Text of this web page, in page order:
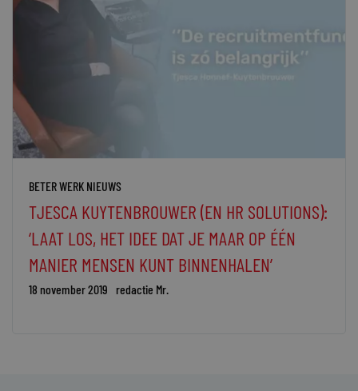
BETER WERK NIEUWS
TJESCA KUYTENBROUWER (EN HR SOLUTIONS):
‘LAAT LOS, HET IDEE DAT JE MAAR OP ÉÉN
MANIER MENSEN KUNT BINNENHALEN’
18 november 2019 redactie Mr.